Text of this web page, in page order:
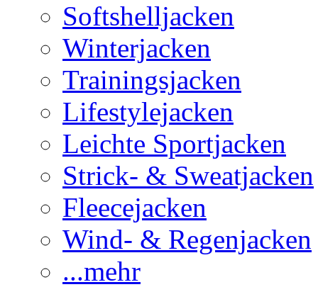
Softshelljacken
Winterjacken
Trainingsjacken
Lifestylejacken
Leichte Sportjacken
Strick- & Sweatjacken
Fleecejacken
Wind- & Regenjacken
...mehr